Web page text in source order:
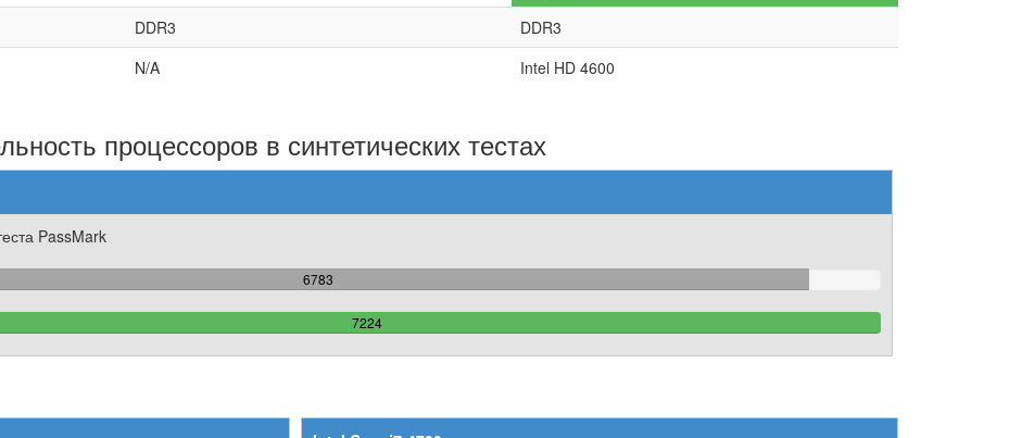
DDR3
DDR3
N/A Intel HD 4600
процессоров в синтетических тестах
PassMark
6783
93.895348837209%
7224
100%